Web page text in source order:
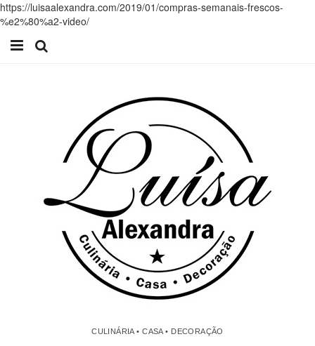
https://luisaalexandra.com/2019/01/compras-semanais-frescos-
%e2%80%a2-video/
CULINÁRIA • CASA • DECORAÇÃO